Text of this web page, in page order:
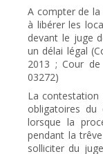
A compter de la
à libérer les
devant le juge
un délai légal
2013 ; Cour
03272)
La contestation
obligatoires
lorsque la
pendant la
solliciter du